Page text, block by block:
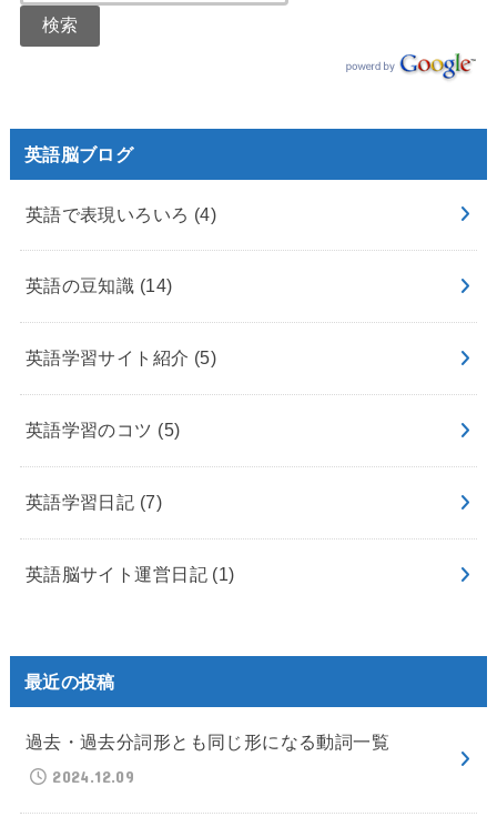
英語脳ブログ
英語で表現いろいろ (4)
英語の豆知識 (14)
英語学習サイト紹介 (5)
英語学習のコツ (5)
英語学習日記 (7)
英語脳サイト運営日記 (1)
最近の投稿
過去・過去分詞形とも同じ形になる動詞一覧
2024.12.09